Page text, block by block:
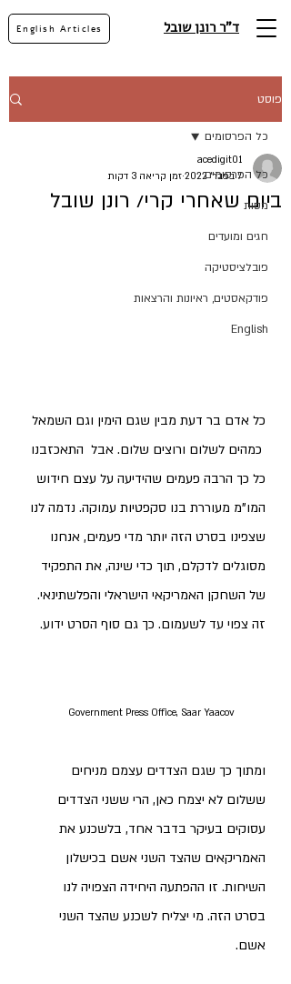
ד"ר רונן שובל English Articles
פוסט
כל הפרסומים
מסות
חגים ומועדים
פובלציסטיקה
פודקאסטים, ראיונות והרצאות
English
כל הפרסומים
ביום שאחרי קרי/ רונן שובל
acedigit01
7 בפבר׳ 2022
זמן קריאה 3 דקות
כל אדם בר דעת מבין שגם הימין וגם השמאל
כמהים לשלום ורוצים שלום. אבל  התאכזבנו
כל כך הרבה פעמים שהידיעה על עצם חידוש
המו"מ מעוררת בנו סקפטיות עמוקה. נדמה לנו
שצפינו בסרט הזה יותר מדי פעמים, אנחנו
מסוגלים לדקלם, תוך כדי שינה, את התפקיד
של השחקן האמריקאי הישראלי והפלשתינאי.
זה צפוי עד לשעמום. כך גם סוף הסרט ידוע.
Government Press Office, Saar Yaacov
ומתוך כך שגם הצדדים עצמם מניחים
ששלום לא יצמח כאן, הרי ששני הצדדים
עסוקים בעיקר בדבר אחד, בלשכנע את
האמריקאים שהצד השני אשם בכישלון
השיחות. זו ההפתעה היחידה הצפויה לנו
בסרט הזה. מי יצליח לשכנע שהצד השני
אשם.